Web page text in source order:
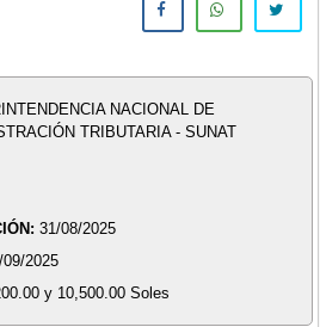
NACIONAL DE
TRIBUTARIA - SUNAT
31/08/2025
2025
y 10,500.00 Soles